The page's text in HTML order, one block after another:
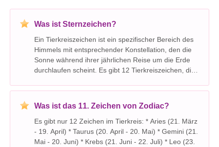
Was ist Sternzeichen?
Ein Tierkreiszeichen ist ein spezifischer Bereich des
Himmels mit entsprechender Konstellation, den die
Sonne während ihrer jährlichen Reise um die Erde
durchlaufen scheint. Es gibt 12 Tierkreiszeichen, die
den entsprechenden Persönlichkeitsmerkmalen
Was ist das 11. Zeichen von Zodiac?
Es gibt nur 12 Zeichen im Tierkreis: * Aries (21. März
- 19. April) * Taurus (20. April - 20. Mai) * Gemini (21.
Mai - 20. Juni) * Krebs (21. Juni - 22. Juli) * Leo (23.